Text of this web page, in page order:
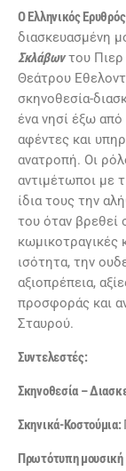
Ο Ελληνικός
διασκευασμένη
Σκλάβωντου Πιερ
Θεάτρου
σκηνοθεσία-
ένα νησί έξω
αφέντες και
ανατροπή. Οι
αντιμέτωποι με
ίδια τους την
του όταν
κωμικοτραγικές
ισότητα, την
αξιοπρέπεια,
προσφοράς και
Σταυρού.
Συντελεστές:
Σκηνοθεσία –
Σκηνικά-Κοστούμια:
Πρωτότυπη μουσική